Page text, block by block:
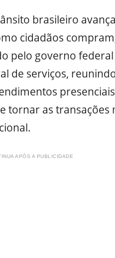
brasileiro
cidadãos
pelo governo
de serviços,
e tornar as transações
APÓS A PUBLICIDADE